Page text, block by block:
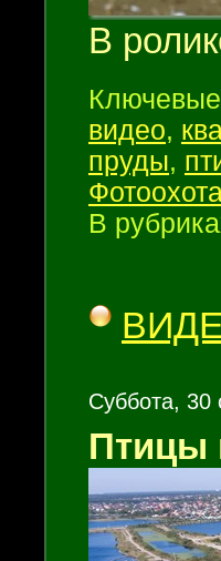
В
видео,
пруды,
В
Суббота, 30
Птицы